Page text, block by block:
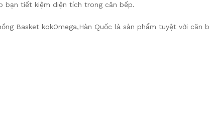
bạn tiết kiệm diện tích trong căn bếp.
Basket kokOmega,Hàn Quốc là sản phẩm tuyệt vời căn